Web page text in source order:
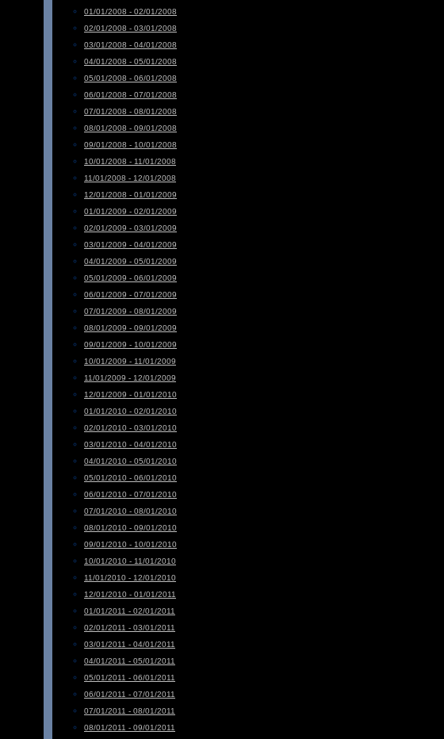
01/01/2008 - 02/01/2008
02/01/2008 - 03/01/2008
03/01/2008 - 04/01/2008
04/01/2008 - 05/01/2008
05/01/2008 - 06/01/2008
06/01/2008 - 07/01/2008
07/01/2008 - 08/01/2008
08/01/2008 - 09/01/2008
09/01/2008 - 10/01/2008
10/01/2008 - 11/01/2008
11/01/2008 - 12/01/2008
12/01/2008 - 01/01/2009
01/01/2009 - 02/01/2009
02/01/2009 - 03/01/2009
03/01/2009 - 04/01/2009
04/01/2009 - 05/01/2009
05/01/2009 - 06/01/2009
06/01/2009 - 07/01/2009
07/01/2009 - 08/01/2009
08/01/2009 - 09/01/2009
09/01/2009 - 10/01/2009
10/01/2009 - 11/01/2009
11/01/2009 - 12/01/2009
12/01/2009 - 01/01/2010
01/01/2010 - 02/01/2010
02/01/2010 - 03/01/2010
03/01/2010 - 04/01/2010
04/01/2010 - 05/01/2010
05/01/2010 - 06/01/2010
06/01/2010 - 07/01/2010
07/01/2010 - 08/01/2010
08/01/2010 - 09/01/2010
09/01/2010 - 10/01/2010
10/01/2010 - 11/01/2010
11/01/2010 - 12/01/2010
12/01/2010 - 01/01/2011
01/01/2011 - 02/01/2011
02/01/2011 - 03/01/2011
03/01/2011 - 04/01/2011
04/01/2011 - 05/01/2011
05/01/2011 - 06/01/2011
06/01/2011 - 07/01/2011
07/01/2011 - 08/01/2011
08/01/2011 - 09/01/2011